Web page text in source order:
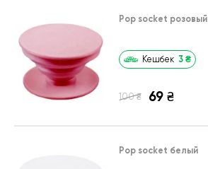
Pop socket розовый
Кешбек 3 ₴
100 ₴ 69 ₴
Pop socket белый